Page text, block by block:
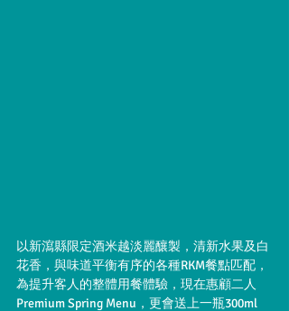
以新瀉縣限定酒米越淡麗釀製，清新水果及白
花香，與味道平衡有序的各種RKM餐點匹配，
為提升客人的整體用餐體驗，現在惠顧二人
Premium Spring Menu，更會送上一瓶300ml